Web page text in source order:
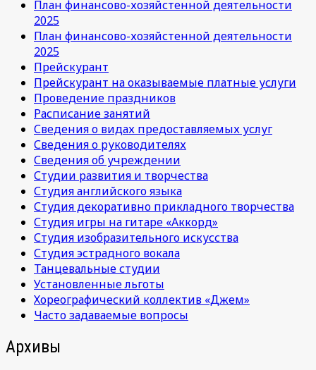
План финансово-хозяйстенной деятельности
2025
План финансово-хозяйстенной деятельности
2025
Прейскурант
Прейскурант на оказываемые платные услуги
Проведение праздников
Расписание занятий
Сведения о видах предоставляемых услуг
Сведения о руководителях
Сведения об учреждении
Студии развития и творчества
Студия английского языка
Студия декоративно прикладного творчества
Студия игры на гитаре «Аккорд»
Студия изобразительного искусства
Студия эстрадного вокала
Танцевальные студии
Установленные льготы
Хореографический коллектив «Джем»
Часто задаваемые вопросы
Архивы